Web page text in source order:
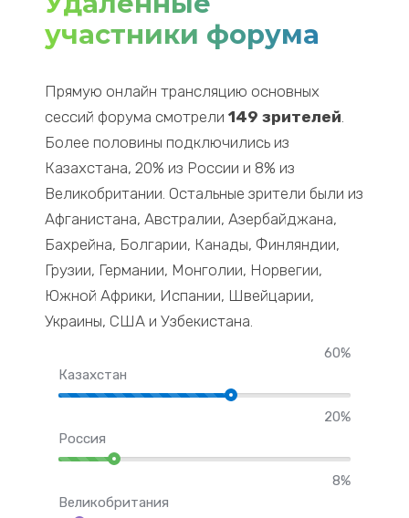
участники форума
Прямую онлайн трансляцию основных
сессий форума смотрели149 зрителей
Более половины подключились из
Казахстана, 20% из России и 8% из
Великобритании. Остальные зрители были из
Афганистана, Австралии, Азербайджана,
Бахрейна, Болгарии, Канады, Финляндии,
Грузии, Германии, Монголии, Норвегии,
Южной Африки, Испании, Швейцарии,
Украины, США и Узбекистана.
Казахстан
60%
Россия
20%
Великобритания
8%